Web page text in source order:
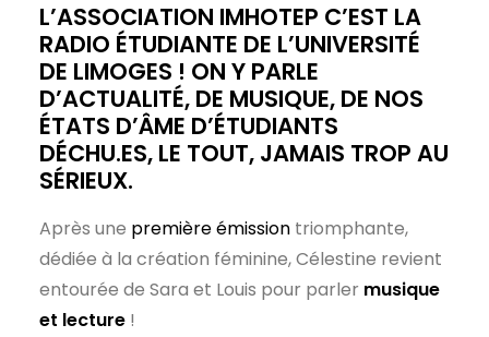
L’ASSOCIATION IMHOTEP C’EST LA
RADIO ÉTUDIANTE DE L’UNIVERSITÉ
DE LIMOGES ! ON Y PARLE
D’ACTUALITÉ, DE MUSIQUE, DE NOS
ÉTATS D’ÂME D’ÉTUDIANTS
DÉCHU.ES, LE TOUT, JAMAIS TROP AU
SÉRIEUX.
Après une première émission triomphante,
dédiée à la création féminine, Célestine revient
entourée de Sara et Louis pour parler musique
et lecture !